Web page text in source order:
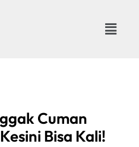
Cuman
Bisa Kali!